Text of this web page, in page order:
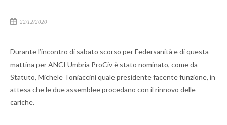
22/12/2020
Durante l’incontro di sabato scorso per Federsanità e di questa
mattina per ANCI Umbria ProCiv è stato nominato, come da
Statuto, Michele Toniaccini quale presidente facente funzione, in
attesa che le due assemblee procedano con il rinnovo delle
cariche.